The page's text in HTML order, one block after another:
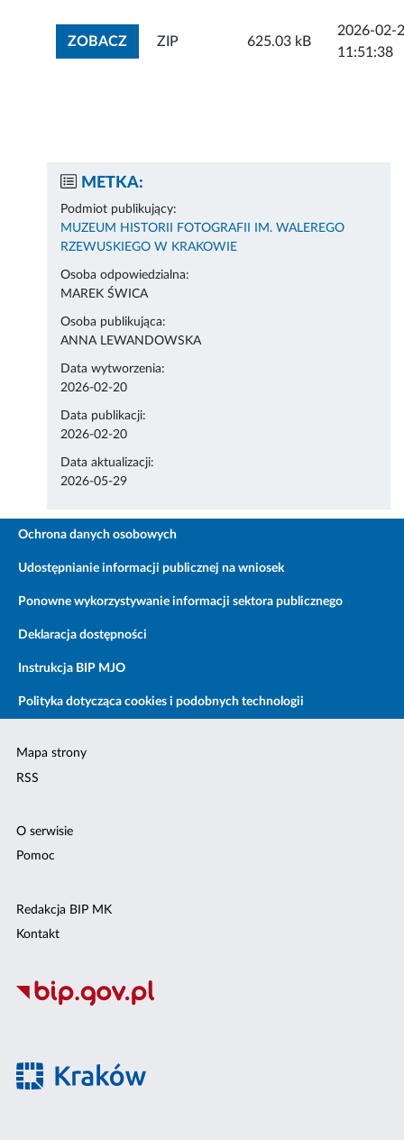
ZOBACZZOBACZ ZAŁĄCZNIK
ZIP 625.03 kB
2026-02-
11:51:38
METKA:
Podmiot publikujący:
MUZEUM HISTORII FOTOGRAFII IM. WALEREGO
RZEWUSKIEGO W KRAKOWIE
Osoba odpowiedzialna:
MAREK ŚWICA
Osoba publikująca:
ANNA LEWANDOWSKA
Data wytworzenia:
2026-02-20
Data publikacji:
2026-02-20
Data aktualizacji:
2026-05-29
Ochrona danych osobowych
Udostępnianie informacji publicznej na wniosek
Ponowne wykorzystywanie informacji sektora publicznego
Deklaracja dostępności
Instrukcja BIP MJO
Polityka dotycząca cookies i podobnych technologii
Mapa strony
RSS
O serwisie
Pomoc
Redakcja BIP MK
Kontakt